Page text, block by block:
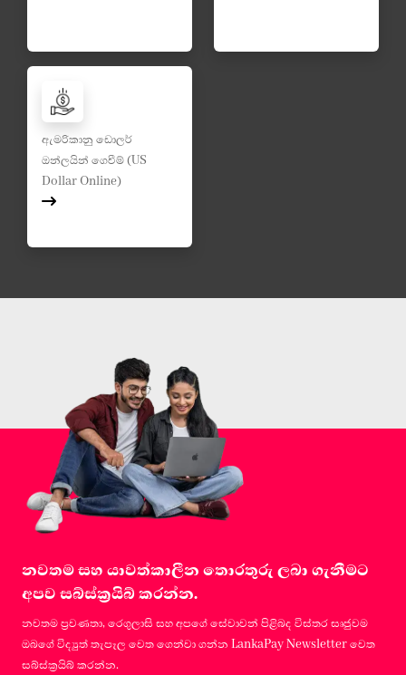
ඇමරිකානු ඩොලර්
ඔන්ලයින් ගෙවීම් (US
Dollar Online)
නවතම සහ යාවත්කාලීන තොරතුරු ලබා ගැනීමට
අපව සබ්ස්ක්‍රයිබ් කරන්න.
නවතම ප්‍රවණතා, රෙගුලාසි සහ අපගේ සේවාවන් පිළිබද විස්තර සෘජුවම
ඔබගේ විද්‍යුත් තැපෑල වෙත ගෙන්වා ගන්න LankaPay Newsletter වෙත
සබ්ස්ක්‍රයිබ් කරන්න.